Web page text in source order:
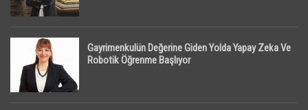
Gayrimenkulün Değerine Giden Yolda Yapay Zeka Ve
Robotik Öğrenme Başlıyor